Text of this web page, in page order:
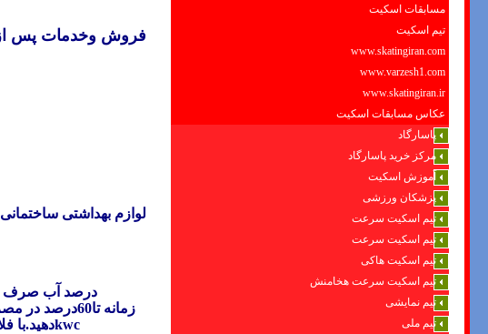
مسابقات اسکیت
تیم اسکیت
www.skatingiran.com
www.varzesh1.com
www.skatingiran.ir
عکاس مسابقات اسکیت
پاسارگاد
مرکز خرید پاسارگاد
آموزش اسکیت
پزشکان ورزشی
تیم اسکیت سرعت
تیم اسکیت سرعت
تیم اسکیت هاکی
تیم اسکیت سرعت هخامنش
تیم نمایشی
تیم ملی
فروش وخدمات پس
لوازم بهداشتی
درصد آب صرف
زمانه
دهید.باkwc